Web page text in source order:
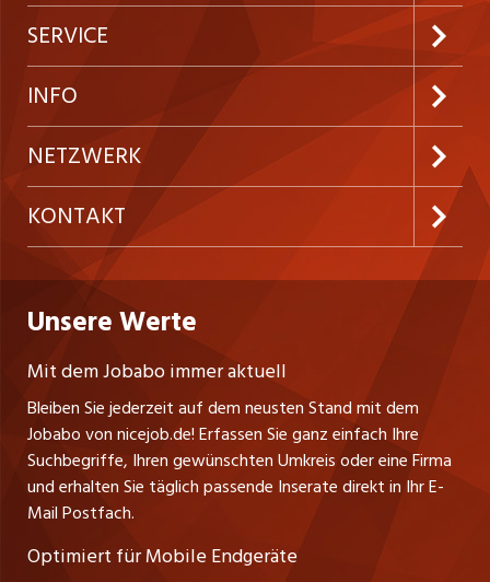
Jobabo abonnieren
Neue Stellen
Festanstellungen
Temporäre Jobs
Freelance Jobs
Praktika
Lehrstellen
Führungspositionen
Management / Kader-Jobs
SERVICE
Kundenlogin
Inserieren
Firmen
Personalvermittler
INFO
Preise und Leistungen
AGB
Datenschutzerklärung
Nutzungsbedingungen
Impressum
NETZWERK
ostjob.ch
westjob.at
jobzüri.ch
jobmittelland.ch
jobbern.ch
jobbasel.ch
zentraljob.ch
myjob.ch
KONTAKT
Niederlassung
Fa. nicejob.de
PR Medien GmbH
Lindauer Straße 16
D-88239 Wangen
Tel. +49 07522 795034
Thomas Reiner
Ansprechpartner
Unsere Werte
Mit dem Jobabo immer aktuell
Bleiben Sie jederzeit auf dem neusten Stand mit dem
Jobabo von nicejob.de! Erfassen Sie ganz einfach Ihre
Suchbegriffe, Ihren gewünschten Umkreis oder eine Firma
und erhalten Sie täglich passende Inserate direkt in Ihr E-
Mail Postfach.
Optimiert für Mobile Endgeräte